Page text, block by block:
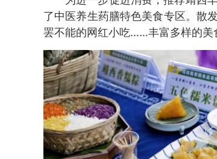
了中医养生药膳特色美食专区。散
罢不能的网红小吃……丰富多样的美